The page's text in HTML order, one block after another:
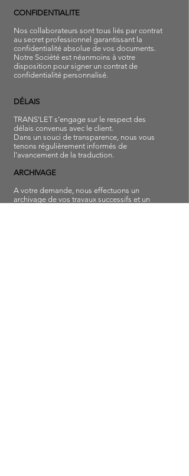
CONFIDENTIALITE
Nos collaborateurs sont tous liés par contrat
au secret professionnel garantissant la
confidentialité absolue de vos documents.
Notre Société est néanmoins à votre
disposition pour signer un contrat de
confidentialité personnalisé.
DÉLAIS
TRANS’LET s’engage sur le respect des
délais convenus avec le client.
Dans un souci de transparence, nous vous
tenons régulièrement informés de
l’avancement de la traduction.
ARCHIVAGE
A votre demande, nous effectuons un
archivage de vos travaux successifs et un